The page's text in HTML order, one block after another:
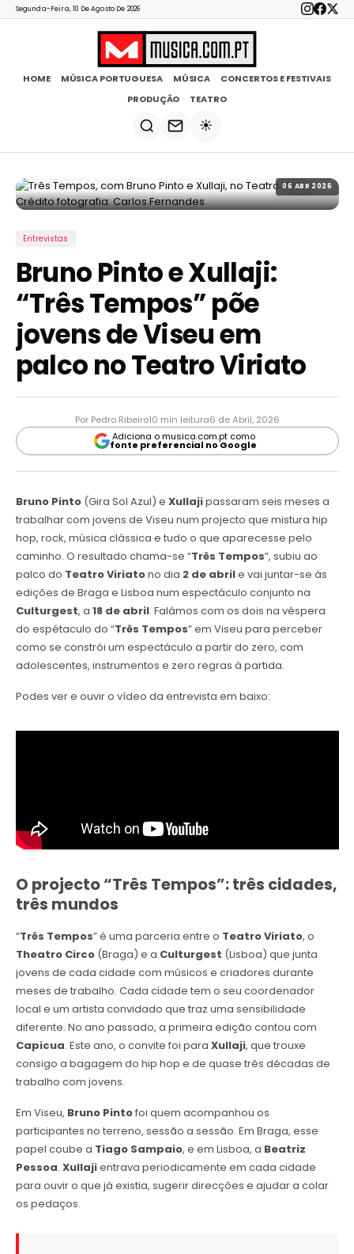
Segunda-Feira, 10 De Agosto De 2026
HOME MÚSICA PORTUGUESA MÚSICA
CONCERTOS E FESTIVAIS
PRODUÇÃO
TEATRO
☀️
06 ABR 2026
Entrevistas
Bruno Pinto e Xullaji:
“Três Tempos” põe
jovens de Viseu em
palco no Teatro Viriato
Por Pedro Ribeiro10 min leitura6 de Abril, 2026
Adiciona o musica.com.pt como
fonte preferencial no Google
Bruno Pinto(Gira Sol Azul) e Xullajipassaram seis meses a
trabalhar com jovens de Viseu num projecto que mistura hip
hop, rock, música clássica e tudo o que aparecesse pelo
caminho. O resultado chama-se “Três Tempos“, subiu ao
palco do Teatro Viriatono dia 2 de abrile vai juntar-se às
edições de Braga e Lisboa num espectáculo conjunto na
Culturgest, a 18 de abril. Falámos com os dois na véspera
do espétaculo do “Três Tempos” em Viseu para perceber
como se constrói um espectáculo a partir do zero, com
adolescentes, instrumentos e zero regras à partida.
Podes ver e ouvir o vídeo da entrevista em baixo:
O projecto “Três Tempos”: três cidades,
três mundos
“Três Tempos” é uma parceria entre o Teatro Viriato, o
Theatro Circo(Braga) e a Culturgest (Lisboa) que junta
jovens de cada cidade com músicos e criadores durante
meses de trabalho. Cada cidade tem o seu coordenador
local e um artista convidado que traz uma sensibilidade
diferente. No ano passado, a primeira edição contou com
Capicua. Este ano, o convite foi para Xullaji, que trouxe
consigo a bagagem do hip hop e de quase três décadas de
trabalho com jovens.
Em Viseu, Bruno Pintofoi quem acompanhou os
participantes no terreno, sessão a sessão. Em Braga, esse
papel coube a Tiago Sampaio, e em Lisboa, a Beatriz
Pessoa. Xullajientrava periodicamente em cada cidade
para ouvir o que já existia, sugerir direcções e ajudar a colar
os pedaços.